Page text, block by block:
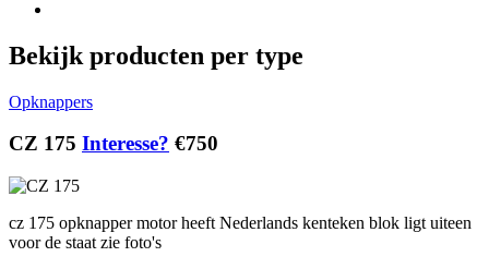
Bekijk producten per type
Opknappers
CZ 175 Interesse? €750
cz 175 opknapper motor heeft Nederlands kenteken blok ligt uiteen
voor de staat zie foto's